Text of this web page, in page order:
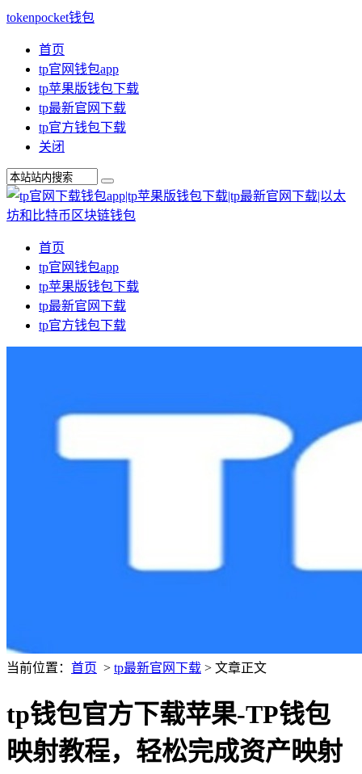
tokenpocket钱包
首页
tp官网钱包app
tp苹果版钱包下载
tp最新官网下载
tp官方钱包下载
关闭
首页
tp官网钱包app
tp苹果版钱包下载
tp最新官网下载
tp官方钱包下载
当前位置： 首页 > tp最新官网下载 > 文章正文
tp钱包官方下载苹果-TP钱包
映射教程，轻松完成资产映射